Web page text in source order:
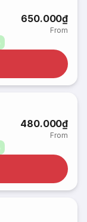
650.000₫
From
480.000₫
From